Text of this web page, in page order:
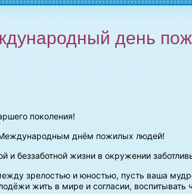
день
поколения!
днём пожилых людей!
и беззаботной жизни в окружении
зрелостью и юностью, пусть ваша
жить в мире и согласии, воспитывать